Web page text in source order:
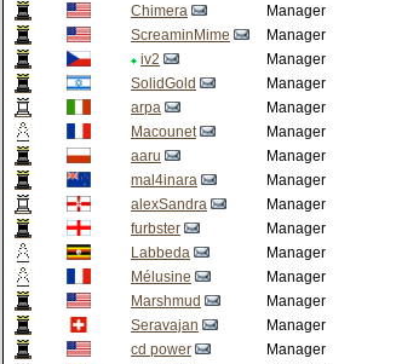
Chimera
Manager
ScreaminMime
Manager
iv2
Manager
SolidGold
Manager
arpa
Manager
Macounet
Manager
aaru
Manager
mal4inara
Manager
alexSandra
Manager
furbster
Manager
Labbeda
Manager
Mélusine
Manager
Marshmud
Manager
Seravajan
Manager
cd power
Manager